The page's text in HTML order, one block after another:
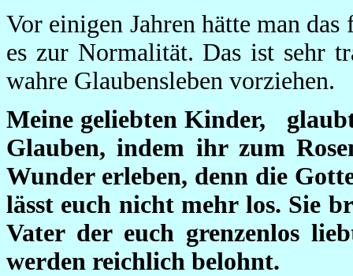
Vor einigen Jahren hätte man
es zur Normalität. Das ist sehr
wahre Glaubensleben vorziehen.
Meine geliebten Kinder,
Glauben, indem ihr zum
Wunder erleben, denn die
lässt euch nicht mehr los. Sie
Vater der euch grenzenlos
werden reichlich belohnt.